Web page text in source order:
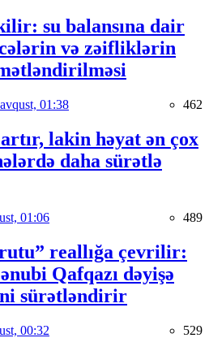
su balansına dair
və zəifliklərin
01:38 462
lakin həyat ən çox
daha sürətlə
01:06 489
reallığa çevrilir:
Qafqazı dəyişə
sürətləndirir
00:32 529